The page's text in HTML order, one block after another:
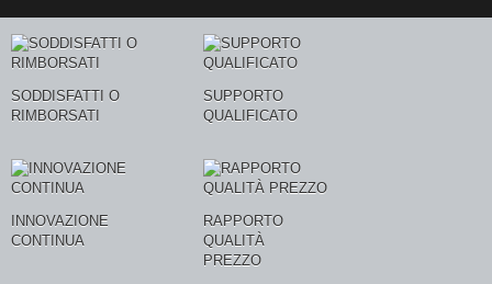
SODDISFATTI O
RIMBORSATI
SUPPORTO
QUALIFICATO
INNOVAZIONE
CONTINUA
RAPPORTO
QUALITÀ
PREZZO